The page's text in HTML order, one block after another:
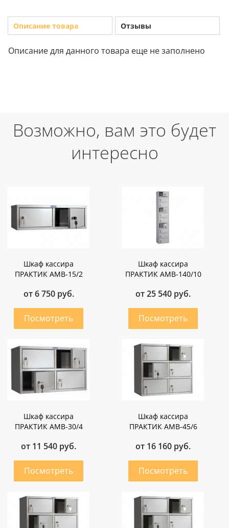
Описание товара Отзывы
Описание для данного товара еще не заполнено
Возможно, вам это будет
интересно
Шкаф кассира
ПРАКТИК AMB-15/2
от 6 750 руб.
Шкаф кассира
ПРАКТИК AMB-140/10
от 25 540 руб.
Шкаф кассира
ПРАКТИК AMB-30/4
от 11 540 руб.
Шкаф кассира
ПРАКТИК AMB-45/6
от 16 160 руб.